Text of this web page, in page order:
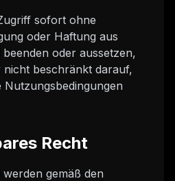
sofort ohne
oder Haftung aus
oder aussetzen,
nicht beschränkt darauf,
Nutzungsbedingungen
Recht
werden gemäß den